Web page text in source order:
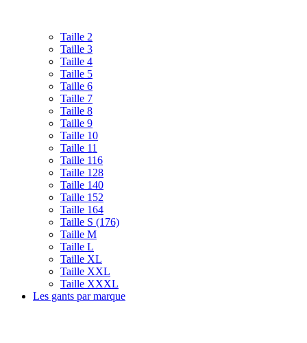
Taille 2
Taille 3
Taille 4
Taille 5
Taille 6
Taille 7
Taille 8
Taille 9
Taille 10
Taille 11
Taille 116
Taille 128
Taille 140
Taille 152
Taille 164
Taille S (176)
Taille M
Taille L
Taille XL
Taille XXL
Taille XXXL
Les gants par marque